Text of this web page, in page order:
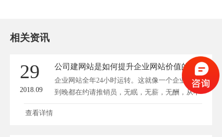
相关资讯
29
2018.09
公司建网站是如何提升企业网站价值的
企业网站全年24小时运转。这就像一个企业从早
到晚都在约请推销员，无眠，无薪，无酬，从不
请假...
查看详情